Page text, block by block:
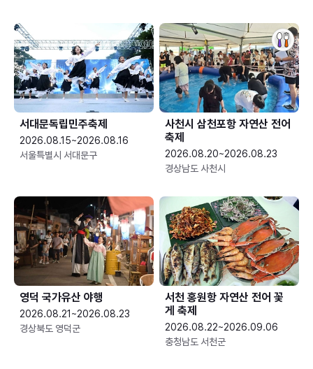
서대문독립민주축제
2026.08.15~2026.08.16
서울특별시 서대문구
사천시 삼천포항 자연산 전어
축제
2026.08.20~2026.08.23
경상남도 사천시
영덕 국가유산 야행
2026.08.21~2026.08.23
경상북도 영덕군
서천 홍원항 자연산 전어 꽃
게 축제
2026.08.22~2026.09.06
충청남도 서천군